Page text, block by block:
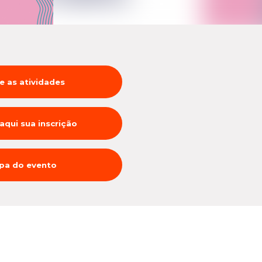
as atividades
sua inscrição
do evento